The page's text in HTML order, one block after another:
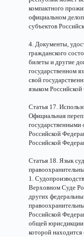
компактного
официальном
субъектов
4. Документы,
гражданского
билеты и другие
государственном
свой
языком
Статья 17.
Официальная
государственными
Российской
Российской
Статья 18. Язык
1.
Верховном Суде
других
Российской
общей юрисдикции
которой